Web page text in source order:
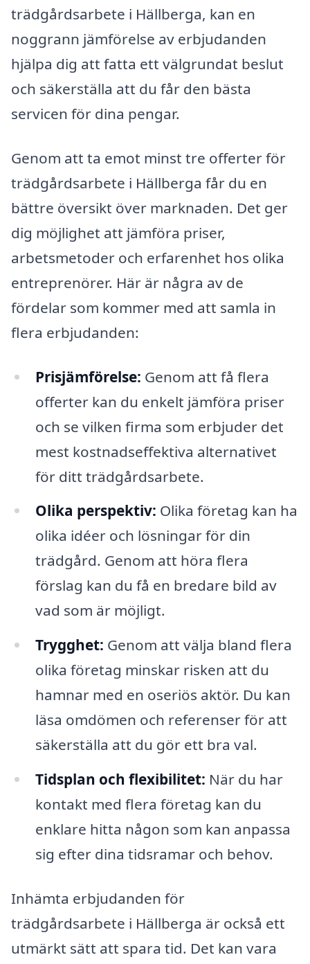
trädgårdsarbete i Hällberga, kan en
noggrann jämförelse av erbjudanden
hjälpa dig att fatta ett välgrundat beslut
och säkerställa att du får den bästa
servicen för dina pengar.
Genom att ta emot minst tre offerter för
trädgårdsarbete i Hällberga får du en
bättre översikt över marknaden. Det ger
dig möjlighet att jämföra priser,
arbetsmetoder och erfarenhet hos olika
entreprenörer. Här är några av de
fördelar som kommer med att samla in
flera erbjudanden:
Prisjämförelse: Genom att få flera
offerter kan du enkelt jämföra priser
och se vilken firma som erbjuder det
mest kostnadseffektiva alternativet
för ditt trädgårdsarbete.
Olika perspektiv: Olika företag kan ha
olika idéer och lösningar för din
trädgård. Genom att höra flera
förslag kan du få en bredare bild av
vad som är möjligt.
Trygghet: Genom att välja bland flera
olika företag minskar risken att du
hamnar med en oseriös aktör. Du kan
läsa omdömen och referenser för att
säkerställa att du gör ett bra val.
Tidsplan och flexibilitet: När du har
kontakt med flera företag kan du
enklare hitta någon som kan anpassa
sig efter dina tidsramar och behov.
Inhämta erbjudanden för
trädgårdsarbete i Hällberga är också ett
utmärkt sätt att spara tid. Det kan vara